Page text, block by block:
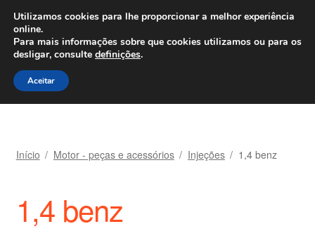
ENVIO a partir de 7 EUR
Ligue para 800 500 626diariamente
Ir
para
a
Saltar
para
o
Carrinho
Confira
Início / Motor - peças e acessórios / Injeções / 1,4 benz
1,4 benz
Utilizamos cookies para lhe proporcionar a melhor experiência
online.
Para mais informações sobre que cookies utilizamos ou para os
desligar, consulte definições.
Aceitar